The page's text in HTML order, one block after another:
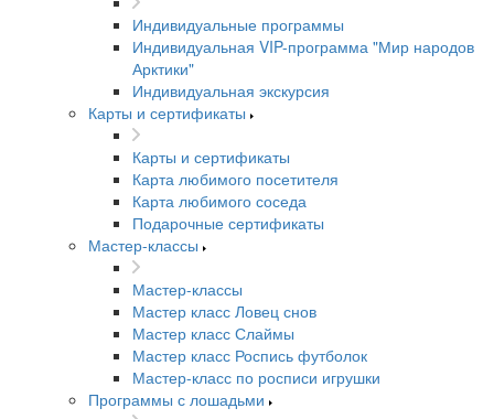
Индивидуальные программы
Индивидуальная VIP-программа "Мир народов
Арктики"
Индивидуальная экскурсия
Карты и сертификаты
Карты и сертификаты
Карта любимого посетителя
Карта любимого соседа
Подарочные сертификаты
Мастер-классы
Мастер-классы
Мастер класс Ловец снов
Мастер класс Слаймы
Мастер класс Роспись футболок
Мастер-класс по росписи игрушки
Программы с лошадьми